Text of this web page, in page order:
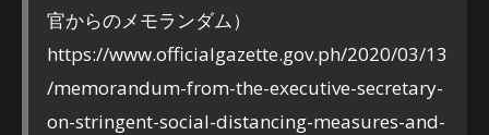
官からのメモランダム）
https://www.officialgazette.gov.ph/2020/03/13
/memorandum-from-the-executive-secretary-
on-stringent-social-distancing-measures-and-